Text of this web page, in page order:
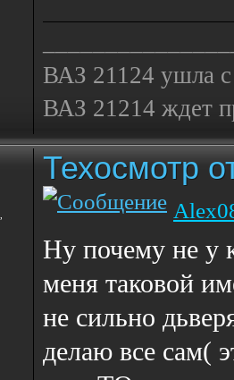
ВАЗ 21124 ушла
ВАЗ 21214 ждет
Техосмотр
Ну почему не у
меня таковой
не сильно
делаю все сам(